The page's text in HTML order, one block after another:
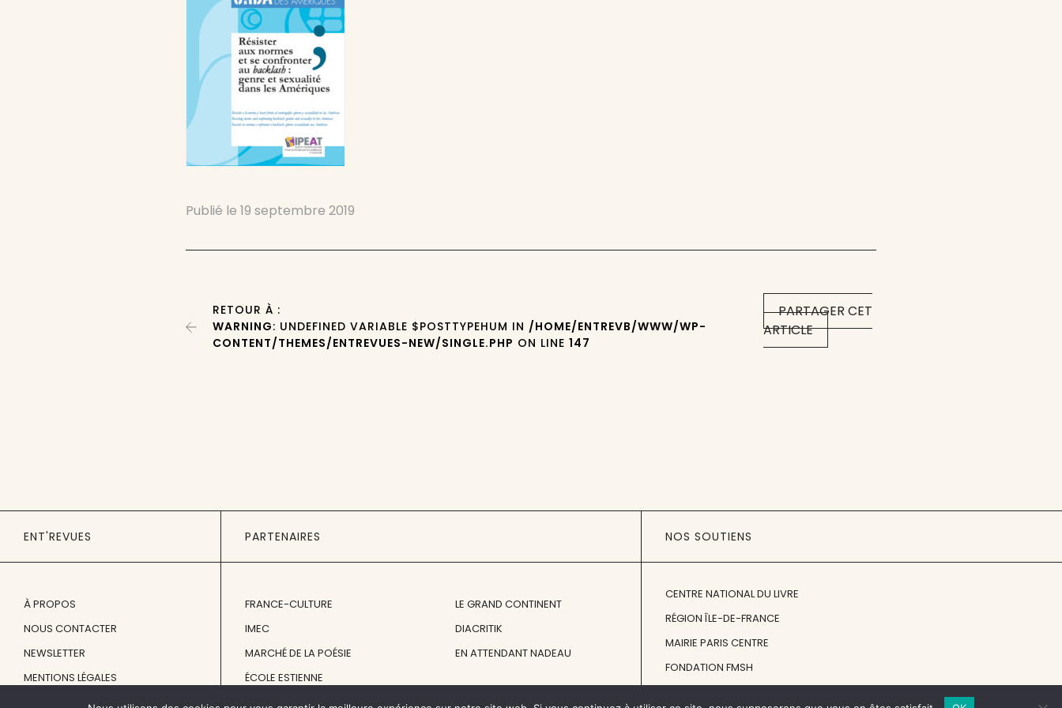
Publié le19 septembre 2019
PARTAGER CET
ARTICLE
RETOUR À :
WARNING: UNDEFINED VARIABLE $POSTTYPEHUM IN /HOME/ENTREVB/WWW/WP-
CONTENT/THEMES/ENTREVUES-NEW/SINGLE.PHP ON LINE147
ENT'REVUES
À PROPOS
NOUS CONTACTER
NEWSLETTER
MENTIONS LÉGALES
PARTENAIRES
FRANCE-CULTURE
IMEC
MARCHÉ DE LA POÉSIE
ÉCOLE ESTIENNE
LE GRAND CONTINENT
DIACRITIK
EN ATTENDANT NADEAU
NOS SOUTIENS
CENTRE NATIONAL DU LIVRE
RÉGION ÎLE-DE-FRANCE
MAIRIE PARIS CENTRE
FONDATION FMSH